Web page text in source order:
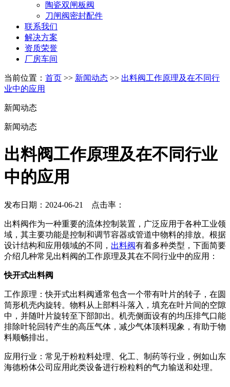
陶瓷双闸板阀
刀闸阀密封配件
联系我们
解决方案
资质荣誉
厂房车间
当前位置： 首页 >> 新闻动态 >> 出料阀工作原理及在不同行
业中的应用
新闻动态
新闻动态
出料阀工作原理及在不同行业
中的应用
发布日期：2024-06-21 点击率：
出料阀作为一种重要的流体控制装置，广泛应用于各种工业领
域，其主要功能是控制和调节容器或管道中物料的排放。根据
设计结构和应用领域的不同， 出料阀有着多种类型，下面简要
介绍几种常见出料阀的工作原理及其在不同行业中的应用：
快开式出料阀
工作原理：快开式出料阀通常包含一个带有叶片的转子，在圆
筒形机壳内旋转。物料从上部料斗落入，填充在叶片间的空隙
中，并随叶片旋转至下部卸出。机壳侧面设有的均压排气口能
排除叶轮回转产生的高压气体，减少气体顶料现象，有助于物
料顺畅排出。
应用行业：常见于粉粒料处理、化工、制药等行业，例如山东
海德粉体公司应用此类设备进行粉粒料的气力输送和处理。